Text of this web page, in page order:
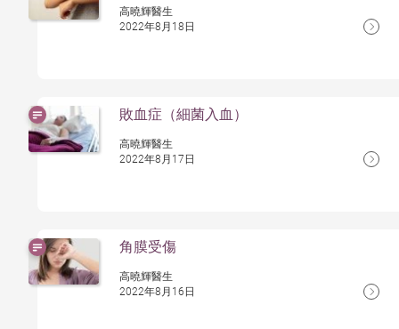
高曉輝醫生
2022年8月18日
敗血症（細菌入血）
高曉輝醫生
2022年8月17日
角膜受傷
高曉輝醫生
2022年8月16日